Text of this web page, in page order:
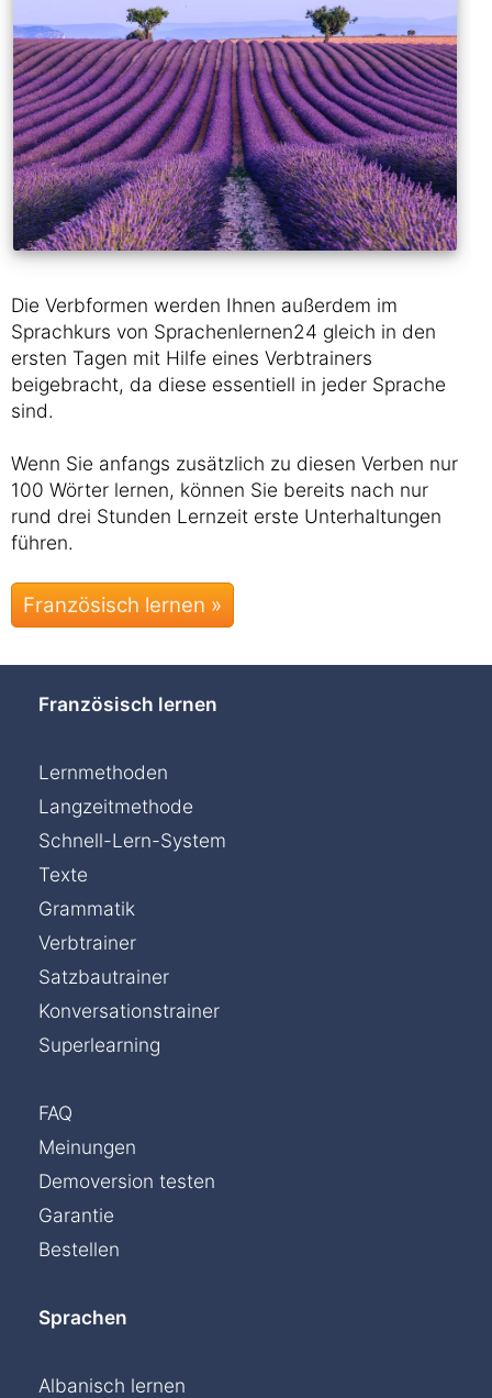
Die Verbformen werden Ihnen außerdem im
Sprachkurs von Sprachenlernen24 gleich in den
ersten Tagen mit Hilfe eines Verbtrainers
beigebracht, da diese essentiell in jeder Sprache
sind.
Wenn Sie anfangs zusätzlich zu diesen Verben nur
100 Wörter lernen, können Sie bereits nach nur
rund drei Stunden Lernzeit erste Unterhaltungen
führen.
Französisch lernen »
Französisch lernen
Lernmethoden
Langzeitmethode
Schnell-Lern-System
Texte
Grammatik
Verbtrainer
Satzbautrainer
Konversationstrainer
Superlearning
FAQ
Meinungen
Demoversion testen
Garantie
Bestellen
Sprachen
Albanisch lernen